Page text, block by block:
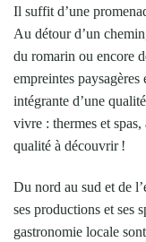
Il suffit d’une
Au détour d’un
du romarin ou encore
empreintes
intégrante d’une
vivre : thermes et
qualité à découvrir !
Du nord au sud et de
ses productions et ses
gastronomie locale